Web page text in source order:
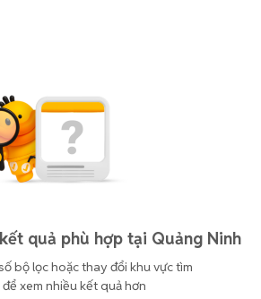
quả phù hợp tại Quảng Ninh
bộ lọc hoặc thay đổi khu vực tìm
để xem nhiều kết quả hơn